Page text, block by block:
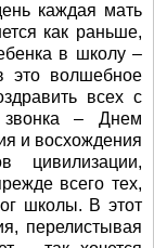
каждая мать
как раньше,
в школу –
это волшебное
всех с
звонка – Днем
и восхождения
цивилизации,
всего тех,
школы. В этот
перелистывая